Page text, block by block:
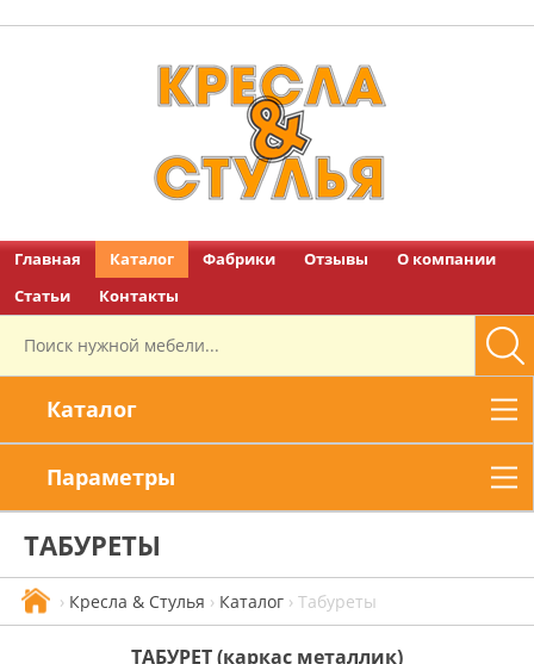
Главная Каталог Фабрики Отзывы
О компании
Статьи
Контакты
Каталог
Параметры
ТАБУРЕТЫ
› Кресла & Стулья › Каталог › Табуреты
ТАБУРЕТ (каркас металлик)